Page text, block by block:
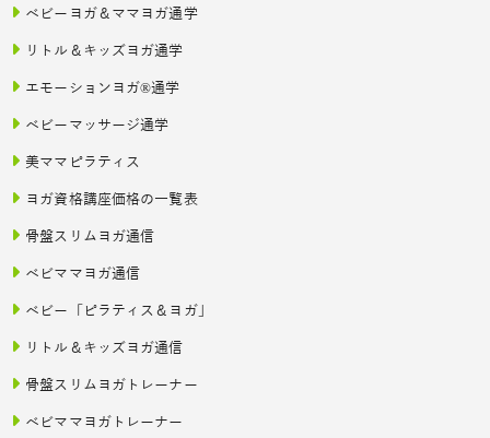
ベビーヨガ＆ママヨガ通学
リトル＆キッズヨガ通学
エモーションヨガ®通学
ベビーマッサージ通学
美ママピラティス
ヨガ資格講座価格の一覧表
骨盤スリムヨガ通信
ベビママヨガ通信
ベビー「ピラティス＆ヨガ」
リトル＆キッズヨガ通信
骨盤スリムヨガトレーナー
ベビママヨガトレーナー